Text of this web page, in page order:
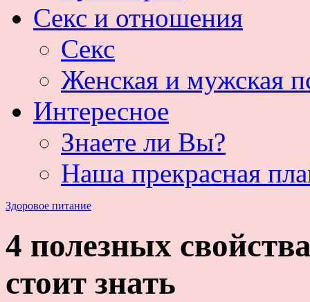
Секс и отношения
Секс
Женская и мужская
Интересное
Знаете ли Вы?
Наша прекрасная
Здоровое питание
4 полезных
стоит знать